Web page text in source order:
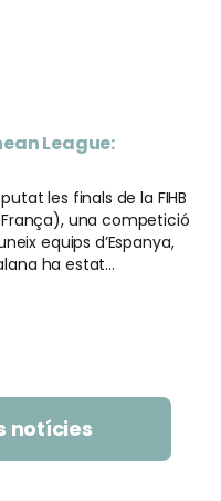
League:
les finals de la FIHB
una competició
equips d’Espanya,
ha estat
un total
notícies